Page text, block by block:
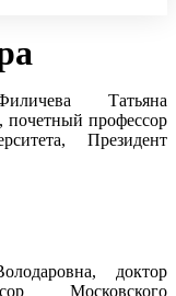
Татьяна
почетный профессор
Президент
доктор
Московского